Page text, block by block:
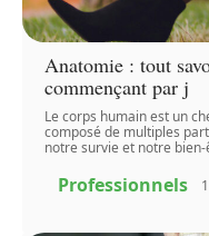
Anatomie : tout
commençant par j
Le corps humain est un
composé de multiples
notre survie et notre
Professionnels